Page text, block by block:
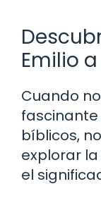
Emilio
Cuando
bíblicos,
explorar
el